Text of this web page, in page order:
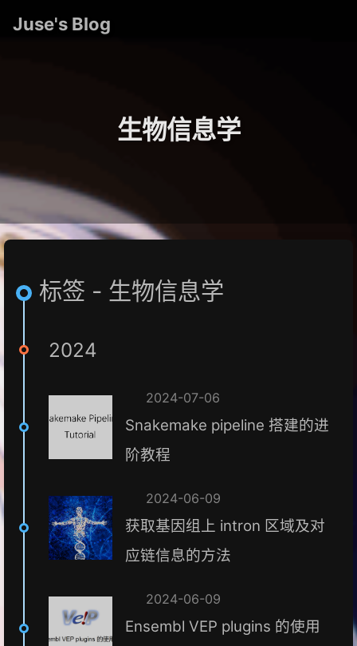
Juse's Blog
生物信息学
标签 - 生物信息学
2024
2024-07-06
Snakemake pipeline 搭建的进
阶教程
2024-06-09
获取基因组上 intron 区域及对
应链信息的方法
2024-06-09
Ensembl VEP plugins 的使用